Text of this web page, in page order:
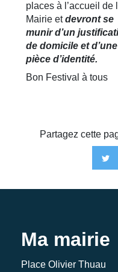
places à l’accueil de
Mairie etdevront se
munir d’un
de domicile et d’une
pièce d’identité.
Bon Festival à tous
Partagez cette
Ma mairie
Place Olivier Thuau